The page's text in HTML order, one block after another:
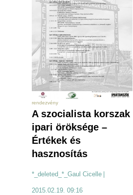
rendezvény
A szocialista korszak
ipari öröksége –
Értékek és
hasznosítás
*_deleted_*_Gaul Cicelle
2015.02.19. 09:16